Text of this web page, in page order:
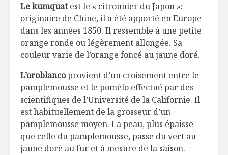
Le kumquatest le « citronnier du Japon »;
originaire de Chine, il a été apporté en Europe
dans les années 1850. Il ressemble à une petite
orange ronde ou légèrement allongée. Sa
couleur varie de l’orange foncé au jaune doré.
L’oroblancoprovient d’un croisement entre le
pamplemousse et le pomélo effectué par des
scientifiques de l’Université de la Californie. Il
est habituellement de la grosseur d’un
pamplemousse moyen. La peau, plus épaisse
que celle du pamplemousse, passe du vert au
jaune doré au fur et à mesure de la saison.